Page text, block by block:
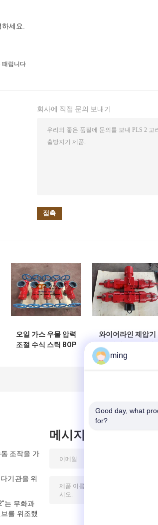
세요.
때립니다
회사에 직접 문의 보내기
오일 가스 우물 압력
조절 수식 스틱 BOP
와이어라인 제압기
분출방지기
조작을 가
기관을 위
는 무화과
를 위조했
메시지를 남겨주세요
ming
Good day, what
for?